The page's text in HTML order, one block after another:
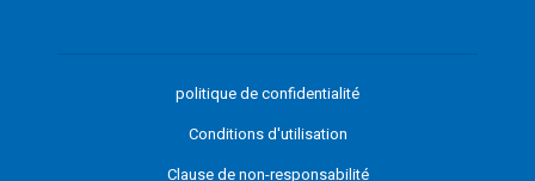
politique de confidentialité
Conditions d'utilisation
Clause de non-responsabilité